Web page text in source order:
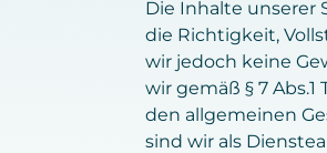
Die Inhalte unserer
die Richtigkeit,
wir jedoch keine
wir gemäß § 7
den allgemeinen
sind wir als